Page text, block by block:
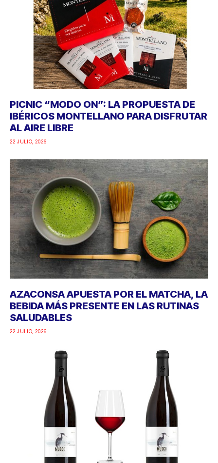
PICNIC “MODO ON”: LA PROPUESTA DE
IBÉRICOS MONTELLANO PARA DISFRUTAR
AL AIRE LIBRE
22 JULIO, 2026
AZACONSA APUESTA POR EL MATCHA, LA
BEBIDA MÁS PRESENTE EN LAS RUTINAS
SALUDABLES
22 JULIO, 2026